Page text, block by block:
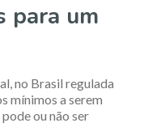
para um
no Brasil regulada
mínimos a serem
ou não ser